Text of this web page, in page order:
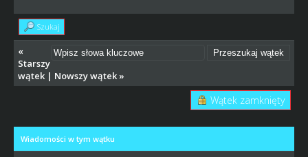
Szukaj
«
Starszy
wątek| Nowszy wątek»
Wątek zamknięty
Wiadomości w tym wątku